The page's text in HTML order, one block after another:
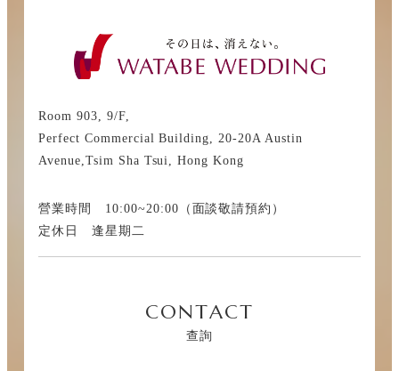
Room 903, 9/F,
Perfect Commercial Building, 20-20A Austin
Avenue,Tsim Sha Tsui, Hong Kong
營業時間 10:00~20:00（面談敬請預約）
定休日 逢星期二
CONTACT
查詢